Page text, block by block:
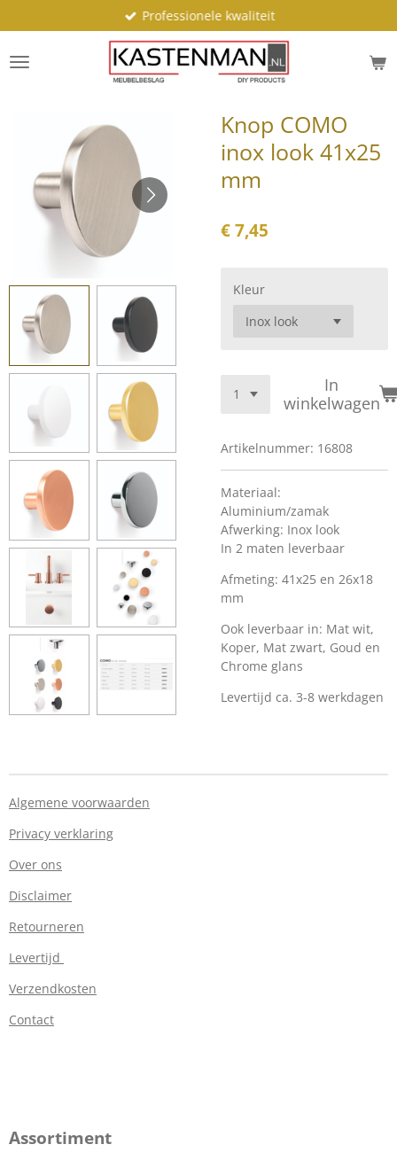
direct
naar
de
Professionele kwaliteit
Knop COMO
inox look 41x25
mm
€ 7,45
Kleur
In
winkelwagen
Artikelnummer: 16808
Materiaal:
Aluminium/zamak
Afwerking: Inox look
In 2 maten leverbaar
Afmeting: 41x25 en 26x18
mm
Ook leverbaar in: Mat wit,
Koper, Mat zwart, Goud en
Chrome glans
Levertijd ca. 3-8 werkdagen
Algemene voorwaarden
Privacy verklaring
Over ons
Disclaimer
Retourneren
Levertijd
Verzendkosten
Contact
Assortiment